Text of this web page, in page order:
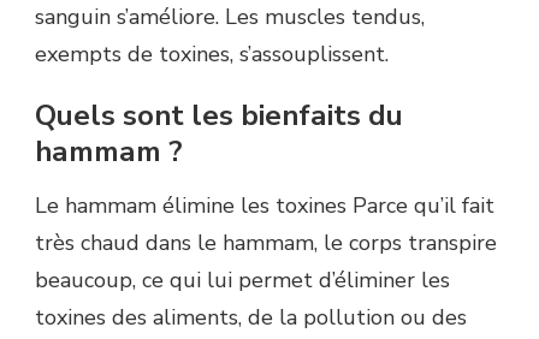
sanguin s’améliore. Les muscles tendus,
exempts de toxines, s’assouplissent.
Quels sont les bienfaits du
hammam ?
Le hammam élimine les toxines Parce qu’il fait
très chaud dans le hammam, le corps transpire
beaucoup, ce qui lui permet d’éliminer les
toxines des aliments, de la pollution ou des